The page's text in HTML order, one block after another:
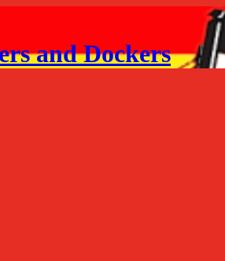
and Dockers